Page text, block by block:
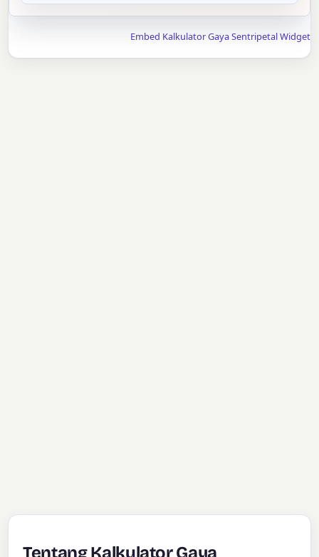
Embed Kalkulator Gaya Sentripetal Widget
Tentang Kalkulator Gaya